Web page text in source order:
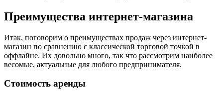
Преимущества интернет-магазина
Итак, поговорим о преимуществах продаж через интернет-
магазин по сравнению с классической торговой точкой в
оффлайне. Их довольно много, так что рассмотрим наиболее
весомые, актуальные для любого предпринимателя.
Стоимость аренды